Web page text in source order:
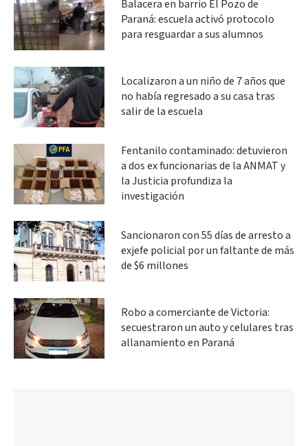
Balacera en barrio El Pozo de
Paraná: escuela activó protocolo
para resguardar a sus alumnos
Localizaron a un niño de 7 años que
no había regresado a su casa tras
salir de la escuela
Fentanilo contaminado: detuvieron
a dos ex funcionarias de la ANMAT y
la Justicia profundiza la
investigación
Sancionaron con 55 días de arresto a
exjefe policial por un faltante de más
de $6 millones
Robo a comerciante de Victoria:
secuestraron un auto y celulares tras
allanamiento en Paraná